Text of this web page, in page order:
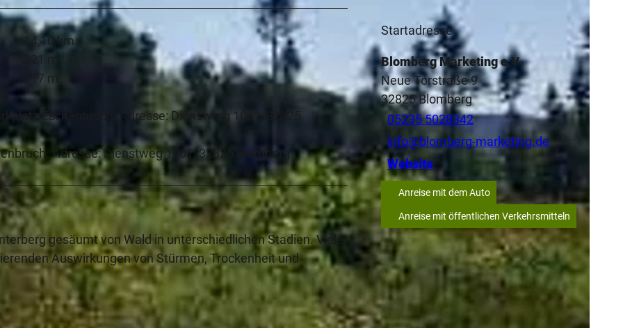
14,10 km
321 m
417 m
Eschenbruch. Adresse: Dienstweg 1001, 32825
Adresse: Dienstweg 1001, 32825 Blomberg
gesäumt von Wald in unterschiedlichen Stadien. Viele
Auswirkungen von Stürmen, Trockenheit und
Startadresse
Blomberg Marketing e.V.
Neue Torstraße 9
32825Blomberg
05235 5028342
info@blomberg-marketing.de
Website
Anreise mit dem Auto
Anreise mit öffentlichen Verkehrsmitteln